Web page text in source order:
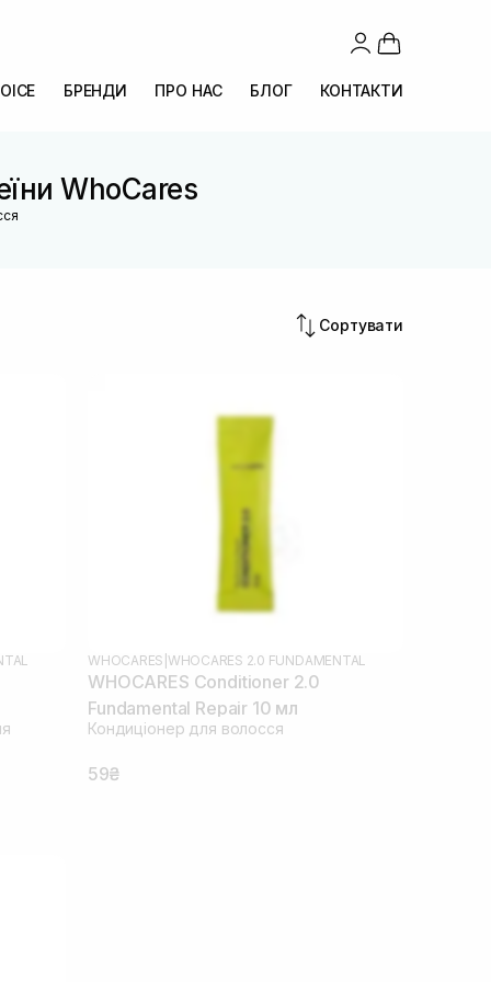
БРЕНДИ ПРО НАС БЛОГ КОНТАКТИ
WhoCares
Сортувати
WHOCARES WHOCARES 2.0 FUNDAMENTAL
WHOCARES Conditioner 2.0
Fundamental Repair 10 мл
Кондиціонер для волосся
59₴